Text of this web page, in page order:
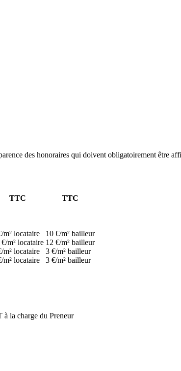
des honoraires qui doivent obligatoirement être
TTC TTC
m² locataire
€/m² locataire
m² locataire
m² locataire
10 €/m² bailleur
12 €/m² bailleur
3 €/m² bailleur
3 €/m² bailleur
la charge du Preneur